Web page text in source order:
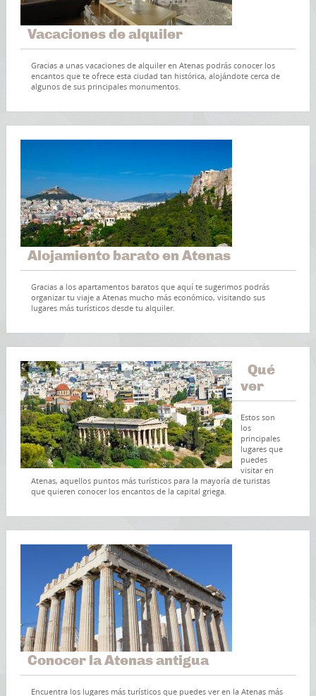
Vacaciones de alquiler
Gracias a unas vacaciones de alquiler en Atenas podrás conocer los
encantos que te ofrece esta ciudad tan histórica, alojándote cerca de
algunos de sus principales monumentos.
Alojamiento barato en Atenas
Gracias a los apartamentos baratos que aquí te sugerimos podrás
organizar tu viaje a Atenas mucho más económico, visitando sus
lugares más turísticos desde tu alquiler.
Qué
ver
Estos son
los
principales
lugares que
puedes
visitar en
Atenas, aquellos puntos más turísticos para la mayoría de turistas
que quieren conocer los encantos de la capital griega.
Conocer la Atenas antigua
Encuentra los lugares más turísticos que puedes ver en la Atenas más